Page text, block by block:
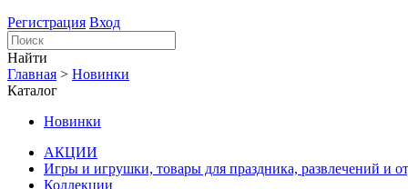
Регистрация Вход
Найти
Главная > Новинки
Каталог
Новинки
АКЦИИ
Игры и игрушки, товары для праздника, развлечений и
Коллекции